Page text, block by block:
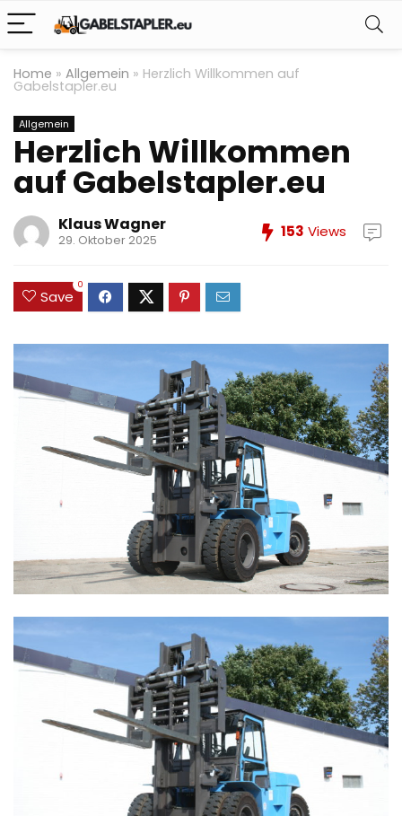
Home » Allgemein » Herzlich Willkommen auf
Gabelstapler.eu
Allgemein
Herzlich Willkommen
auf Gabelstapler.eu
Klaus Wagner
29. Oktober 2025 153 Views
Save
0